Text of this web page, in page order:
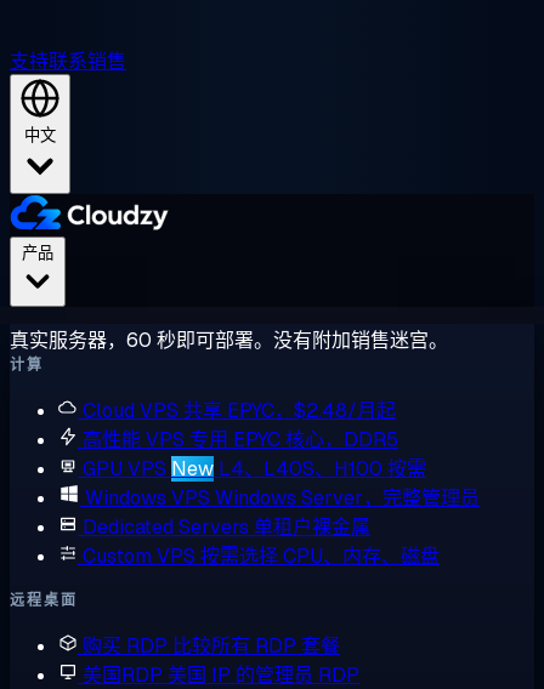
支持联系销售
中文
真实服务器，60 秒即可部署。没有附加销售迷宫。
计算
Cloud VPS 共享 EPYC，$2.48/月起
高性能 VPS 专用 EPYC 核心，DDR5
GPU VPS New L4、L40S、H100 按需
Windows VPS Windows Server，完整管理员
Dedicated Servers 单租户裸金属
Custom VPS 按需选择 CPU、内存、磁盘
远程桌面
购买 RDP 比较所有 RDP 套餐
美国RDP 美国 IP 的管理员 RDP